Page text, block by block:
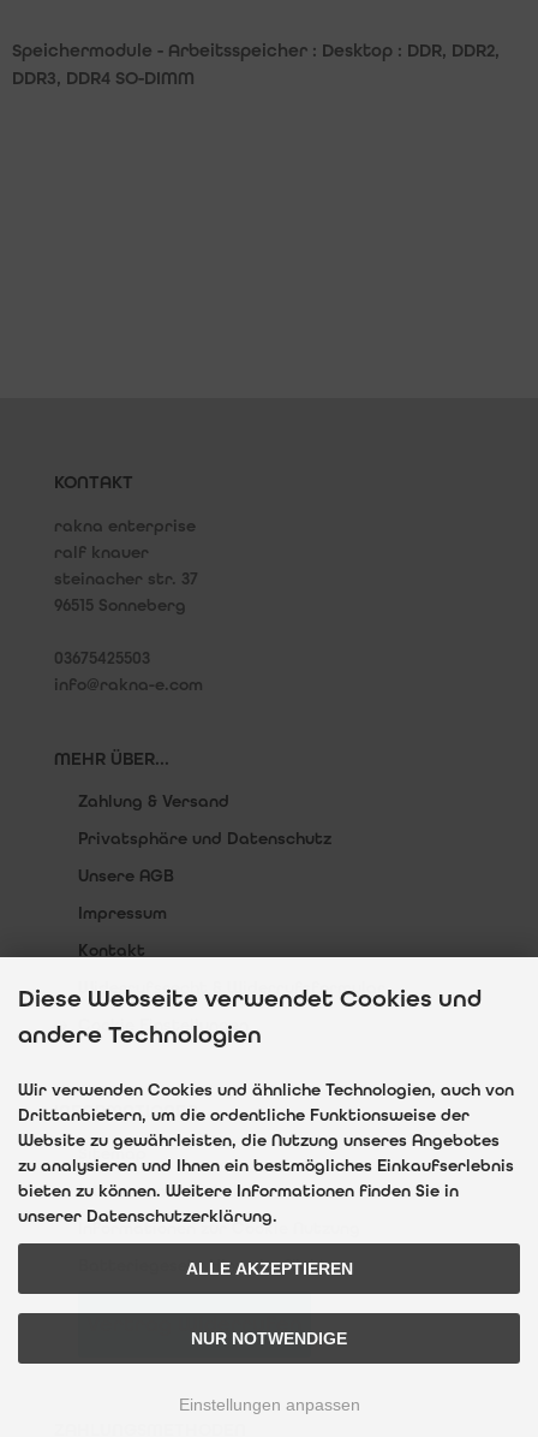
Speichermodule - Arbeitsspeicher : Desktop : DDR, DDR2,
DDR3, DDR4 SO-DIMM
KONTAKT
rakna enterprise
ralf knauer
steinacher str. 37
96515 Sonneberg
03675425503
info@rakna-e.com
MEHR ÜBER...
Zahlung & Versand
Privatsphäre und Datenschutz
Unsere AGB
Impressum
Kontakt
Widerrufsrecht & Widerrufsformular
Cookie Einstellungen
INFORMATIONEN
Sitemap
Interessante Websites
Informationen zur Cookie Nutzung
Batteriegesetz Hinweispflicht
Diese Webseite verwendet Cookies und
andere Technologien
Wir verwenden Cookies und ähnliche Technologien, auch von
Drittanbietern, um die ordentliche Funktionsweise der
Website zu gewährleisten, die Nutzung unseres Angebotes
zu analysieren und Ihnen ein bestmögliches Einkaufserlebnis
bieten zu können. Weitere Informationen finden Sie in
unserer Datenschutzerklärung.
ALLE AKZEPTIEREN
NUR NOTWENDIGE
Einstellungen anpassen